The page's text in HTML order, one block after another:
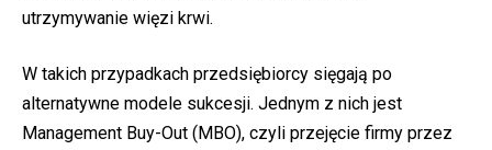
utrzymywanie więzi krwi.
W takich przypadkach przedsiębiorcy sięgają po
alternatywne modele sukcesji. Jednym z nich jest
Management Buy-Out (MBO), czyli przejęcie firmy przez